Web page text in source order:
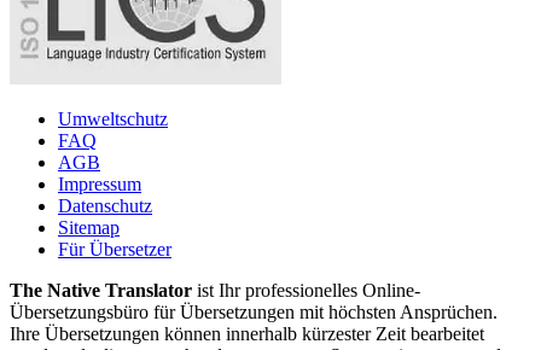
Umweltschutz
FAQ
AGB
Impressum
Datenschutz
Sitemap
Für Übersetzer
The Native Translator ist Ihr professionelles Online-
Übersetzungsbüro für Übersetzungen mit höchsten Ansprüchen.
Ihre Übersetzungen können innerhalb kürzester Zeit bearbeitet